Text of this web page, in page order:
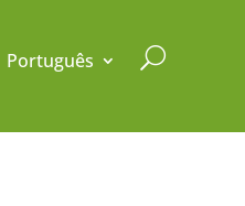
Português U